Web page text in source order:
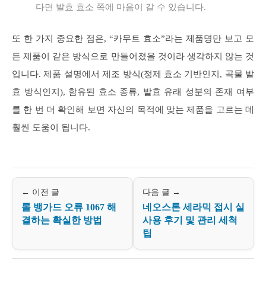
다면 발효 효소 쪽에 마음이 갈 수 있습니다.
또 한 가지 중요한 점은, “카무트 효소”라는 제품명만 보고 모
든 제품이 같은 방식으로 만들어졌을 것이라 생각하지 않는 것
입니다. 제품 설명에서 제조 방식(정제 효소 기반인지, 곡물 발
효 방식인지), 함유된 효소 종류, 발효 유래 성분의 존재 여부
를 한 번 더 확인해 보면 자신의 목적에 맞는 제품을 고르는 데
훨씬 도움이 됩니다.
← 이전 글
롤 뱅가드 오류 1067 해
결하는 확실한 방법
다음 글 →
네오스톤 세라믹 접시 실
사용 후기 및 관리 세척
팁